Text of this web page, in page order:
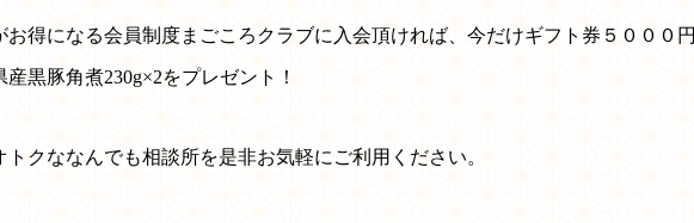
お得になる会員制度まごころクラブに入会頂ければ、今だけギフト券５０００円
産黒豚角煮230g×2をプレゼント！
クななんでも相談所を是非お気軽にご利用ください。